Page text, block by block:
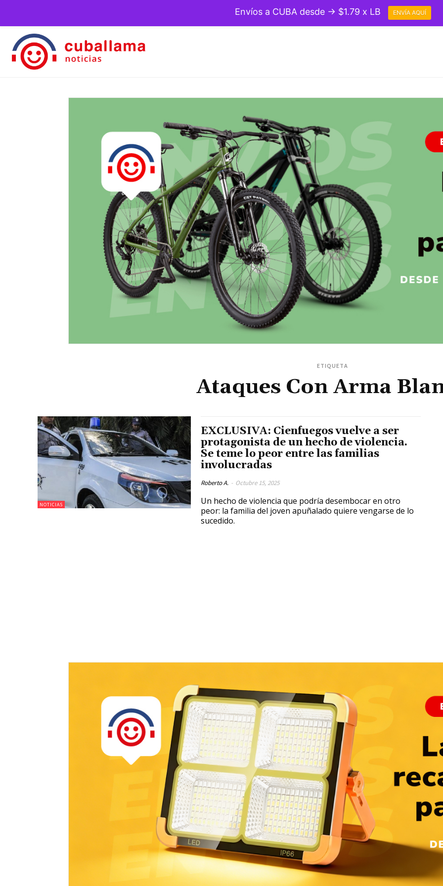
ETIQUETA
Ataques Con Arma
NOTICIAS
EXCLUSIVA: Cienfuegos vuelve a ser
protagonista de un hecho de violencia.
Se teme lo peor entre las familias
involucradas
Roberto A. - Octubre 15, 2025
Un hecho de violencia que podría desembocar en otro
peor: la familia del joven apuñalado quiere vengarse de lo
sucedido.
Envíos a CUBA desde → $1.79 x LB ENVÍA AQUÍ